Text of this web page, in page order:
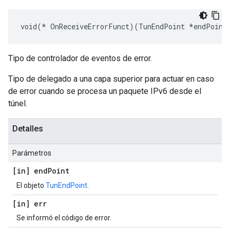
void(* OnReceiveErrorFunct)(TunEndPoint *endPoint,
Tipo de controlador de eventos de error.
Tipo de delegado a una capa superior para actuar en caso
de error cuando se procesa un paquete IPv6 desde el
túnel.
Detalles
Parámetros
[in] endPoint
El objeto TunEndPoint
[in] err
Se informó el código de error.